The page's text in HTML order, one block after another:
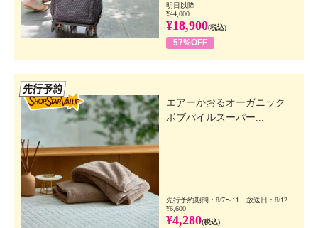
明日以降
¥44,000
¥18,900(税込)
57%OFF
エアーかおるオーガニック
ボブパイルスーパー...
先行予約期間：8/7〜11 放送日：8/12
¥6,600
¥4,280(税込)